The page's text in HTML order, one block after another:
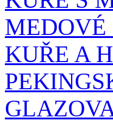
MEDOVÉ
KUŘE A